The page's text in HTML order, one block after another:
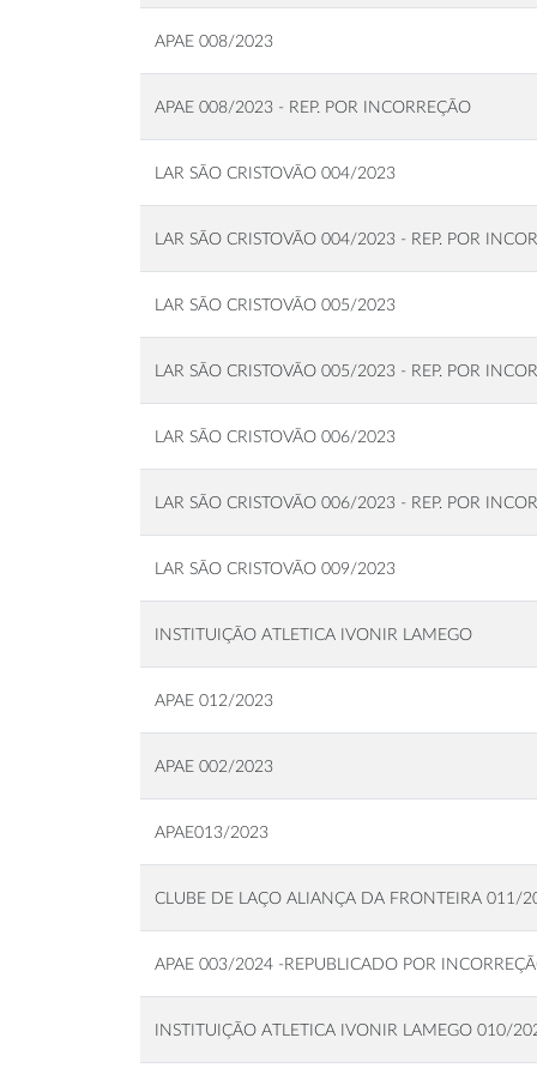
APAE 008/2023
APAE 008/2023 - REP. POR INCORREÇÃO
LAR SÃO CRISTOVÃO 004/2023
LAR SÃO CRISTOVÃO 004/2023 - REP. POR
LAR SÃO CRISTOVÃO 005/2023
LAR SÃO CRISTOVÃO 005/2023 - REP. POR
LAR SÃO CRISTOVÃO 006/2023
LAR SÃO CRISTOVÃO 006/2023 - REP. POR
LAR SÃO CRISTOVÃO 009/2023
INSTITUIÇÃO ATLETICA IVONIR LAMEGO
APAE 012/2023
APAE 002/2023
APAE013/2023
CLUBE DE LAÇO ALIANÇA DA FRONTEIRA 011/
APAE 003/2024 -REPUBLICADO POR
INSTITUIÇÃO ATLETICA IVONIR LAMEGO 010/